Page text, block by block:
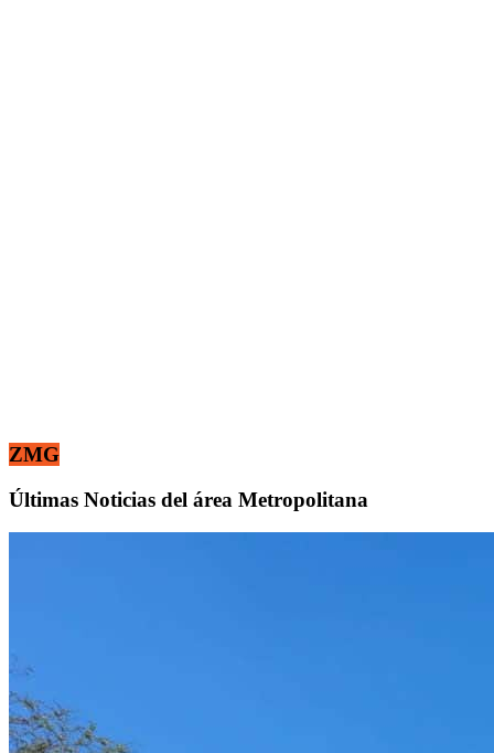
ZMG
Últimas Noticias del área Metropolitana